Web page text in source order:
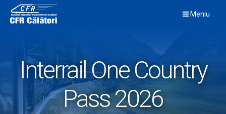
content
Meniu
Interrail One Country
Pass 2026